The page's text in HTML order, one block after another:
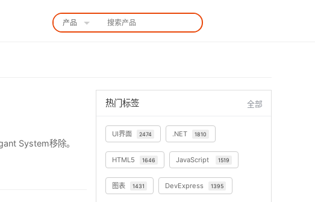
产品
System移除。
热门标签 全部
UI界面 2474 .NET 1810
HTML5 1646 JavaScript 1519
图表 1431 DevExpress 1395